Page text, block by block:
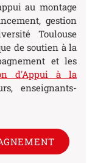
au montage
gestion
Toulouse
de soutien à la
et les
d'Appui à la
enseignants-